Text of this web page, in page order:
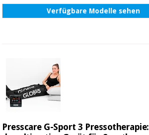
Verfügbare Modelle sehen
Presscare G-Sport 3 Pressotherapie: